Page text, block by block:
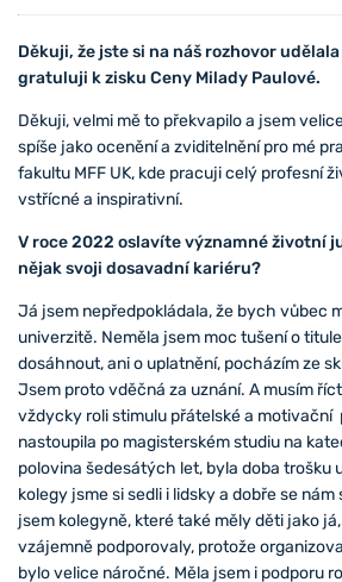
Děkuji, že jste si na náš rozhovor udělala
gratuluji k zisku Ceny Milady Paulové.
Děkuji, velmi mě to překvapilo a jsem
spíše jako ocenění a zviditelnění pro mé
fakultu MFF UK, kde pracuji celý profesní
vstřícné a inspirativní.
V roce 2022 oslavíte významné životní
nějak svoji dosavadní kariéru?
Já jsem nepředpokládala, že bych vůbec
univerzitě. Neměla jsem moc tušení o
dosáhnout, ani o uplatnění, pocházím ze
Jsem proto vděčná za uznání. A musím
vždycky roli stimulu přátelské a motivační
nastoupila po magisterském studiu na
polovina šedesátých let, byla doba trošku
kolegy jsme si sedli i lidsky a dobře se
jsem kolegyně, které také měly děti jako
vzájemně podporovaly, protože
bylo velice náročné. Měla jsem i podporu